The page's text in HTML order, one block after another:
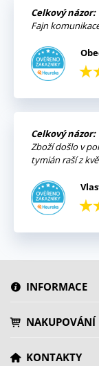
Celkový názor:
Fajn
Celkový názor:
Zboží došlo v
tymián raší z
INFORMACE
NAKUPOVÁNÍ
KONTAKTY